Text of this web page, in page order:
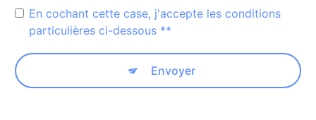
En cochant cette case, j'accepte les conditions
particulières ci-dessous **
Envoyer